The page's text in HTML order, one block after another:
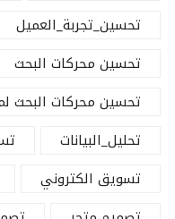
تحسين_تجربة_العميل
تحسين محركات البحث
تحسين محركات البحث
تحليل_البيانات
تسويق الكتروني